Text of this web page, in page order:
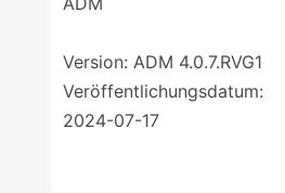
Version: ADM 4.0.7.RVG1
Veröffentlichungsdatum:
2024-07-17